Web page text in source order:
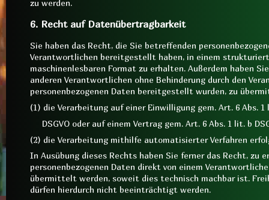
zu werden.
6. Recht auf Datenübertragbarkeit
Sie haben das Recht, die Sie betreffenden
Verantwortlichen bereitgestellt haben, in einem
maschinenlesbaren Format zu erhalten. Außerdem haben
anderen Verantwortlichen ohne Behinderung durch den
personenbezogenen Daten bereitgestellt wurden, zu
(1) die Verarbeitung auf einer Einwilligung gem. Art. 6 Abs. 1
DSGVO oder auf einem Vertrag gem. Art. 6 Abs. 1 lit. b
(2) die Verarbeitung mithilfe automatisierter Verfahren
In Ausübung dieses Rechts haben Sie ferner das Recht, zu
personenbezogenen Daten direkt von einem
übermittelt werden, soweit dies technisch machbar ist.
dürfen hierdurch nicht beeinträchtigt werden.